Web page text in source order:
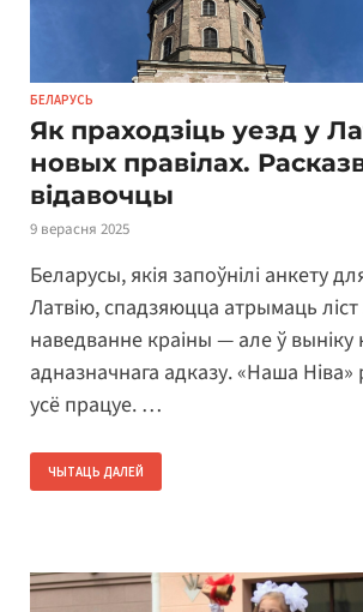
БЕЛАРУСЬ
Як праходзіць уезд у
новых правілах.
відавочцы
9 верасня 2025
Беларусы, якія запоўнілі анкету
Латвію, спадзяюцца атрымаць
наведванне краіны — але ў выніку
адназначнага адказу. «Наша Ніва»
усё працуе. …
ЧЫТАЦЬ ДАЛЕЙ